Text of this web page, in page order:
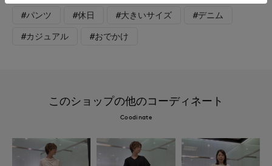
#パンツ #休日 #大きいサイズ #デニム
#カジュアル #おでかけ
このショップの他のコーディネート
Coodinate